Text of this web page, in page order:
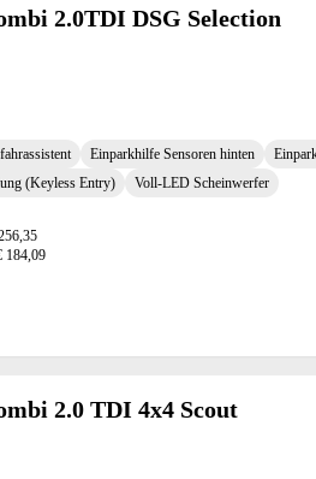
2.0TDI DSG Selection
Einparkhilfe Sensoren hinten
(Keyless Entry)
Voll-LED Scheinwerfer
184,09
2.0 TDI 4x4 Scout